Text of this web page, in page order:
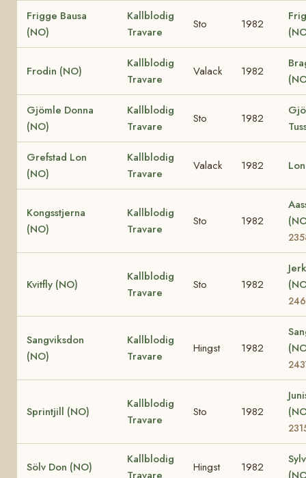
Frigge Bausa
(NO)
Kallblodig
Travare
Sto 1982
Frodin (NO)
Kallblodig
Travare
Valack 1982
Gjömle Donna
(NO)
Kallblodig
Travare
Sto 1982
Grefstad Lon
(NO)
Kallblodig
Travare
Valack 1982
Kongsstjerna
(NO)
Kallblodig
Travare
Sto 1982
Kvitfly (NO)
Kallblodig
Travare
Sto 1982
Sangviksdon
(NO)
Kallblodig
Travare
Hingst 1982
Sprintjill (NO)
Kallblodig
Travare
Sto 1982
Sölv Don (NO)
Kallblodig
Travare
Hingst 1982